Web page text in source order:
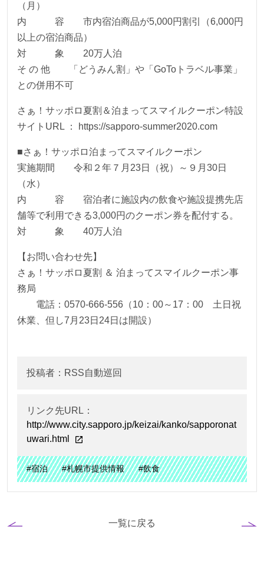
（月）
内 容 市内宿泊商品が5,000円割引（6,000円
以上の宿泊商品）
対 象 20万人泊
そ の 他 「どうみん割」や「GoToトラベル事業」
との併用不可
さぁ！サッポロ夏割＆泊まってスマイルクーポン特設
サイトURL ： https://sapporo-summer2020.com
■さぁ！サッポロ泊まってスマイルクーポン
実施期間 令和２年７月23日（祝）～９月30日
（水）
内 容 宿泊者に施設内の飲食や施設提携先店
舗等で利用できる3,000円のクーポン券を配付する。
対 象 40万人泊
【お問い合わせ先】
さぁ！サッポロ夏割 ＆ 泊まってスマイルクーポン事
務局
電話：0570-666-556（10：00～17：00 土日祝
休業、但し7月23日24日は開設）
投稿者：RSS自動巡回
リンク先URL：
http://www.city.sapporo.jp/keizai/kanko/sapporonat
uwari.html
#宿泊 #札幌市提供情報 #飲食
一覧に戻る